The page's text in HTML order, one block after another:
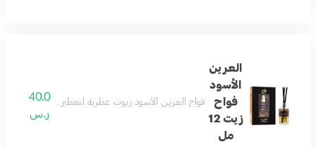
العرين
الأسود
فواح
زيت 12
مل
فواح العرين الأسود زيوت عطرية لتعطير الجو يأتيكم
40.0
ر.س